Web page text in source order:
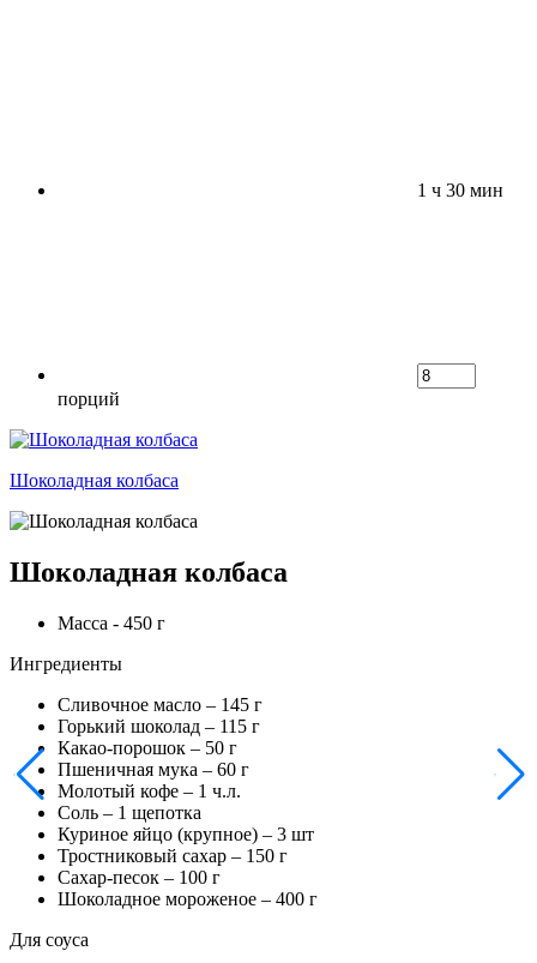
1 ч 30 мин
порций
Шоколадная колбаса
Шоколадная колбаса
Масса - 450 г
Ингредиенты
Сливочное масло – 145 г
Горький шоколад – 115 г
Какао-порошок – 50 г
Пшеничная мука – 60 г
Молотый кофе – 1 ч.л.
Соль – 1 щепотка
Куриное яйцо (крупное) – 3 шт
Тростниковый сахар – 150 г
Сахар-песок – 100 г
Шоколадное мороженое – 400 г
Для соуса